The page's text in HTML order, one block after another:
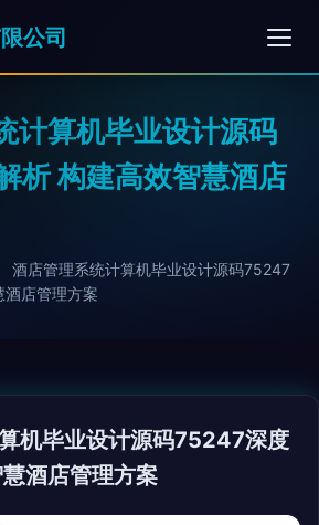
公司
计算机毕业设计源码
析 构建高效智慧酒店
酒店管理系统计算机毕业设计源码75247
店管理方案
机毕业设计源码75247深度
酒店管理方案